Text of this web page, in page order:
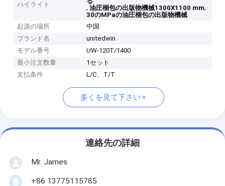
ハイライト
,油圧梱包の出版物機械1300X1100 mm,
30のMPaの油圧梱包の出版物機械
起源の場所
中国
ブランド名
unitedwin
モデル番号
UW-120T/1400
最小注文数量
1セット
支払条件
L/C、T/T
多くを見て下さい
連絡先の詳細
Mr. James
+86 13775115785